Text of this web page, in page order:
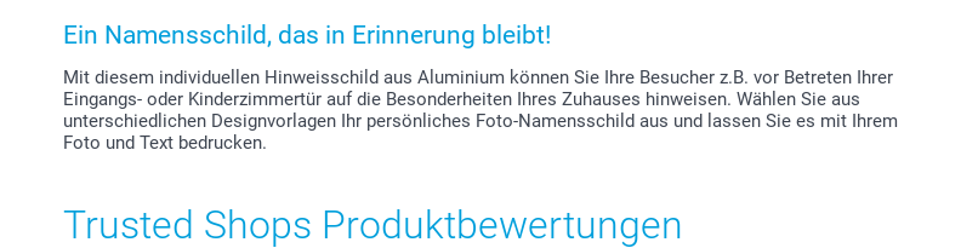
Ein Namensschild, das in Erinnerung bleibt!
Mit diesem individuellen Hinweisschild aus Aluminium können Sie Ihre Besucher z.B. vor Betreten Ihrer
Eingangs- oder Kinderzimmertür auf die Besonderheiten Ihres Zuhauses hinweisen. Wählen Sie aus
unterschiedlichen Designvorlagen Ihr persönliches Foto-Namensschild aus und lassen Sie es mit Ihrem
Foto und Text bedrucken.
Trusted Shops Produktbewertungen